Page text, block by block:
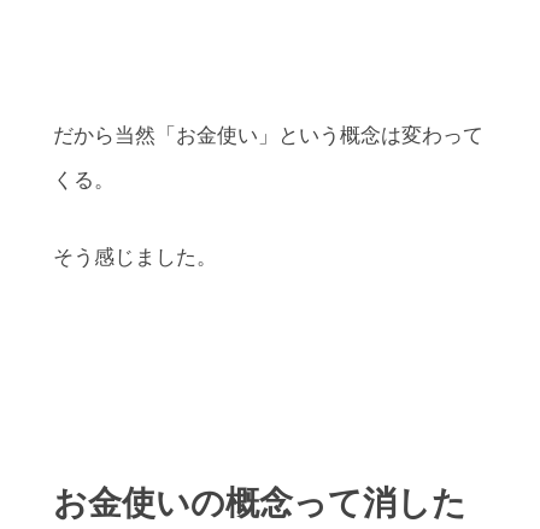
だから当然「お金使い」という概念は変わって
くる。
そう感じました。
お金使いの概念って消した